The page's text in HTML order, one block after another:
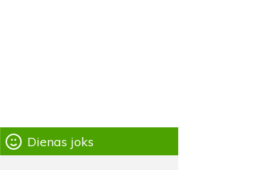
Dienas joks